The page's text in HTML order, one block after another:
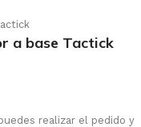
a base Tactick
realizar el pedido y